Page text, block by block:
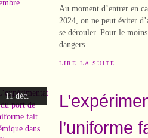
Au moment d’entrer en
2024, on ne peut éviter
se dérouler. Pour le
dangers....
LIRE LA SUITE
11 déc.
l’uniforme